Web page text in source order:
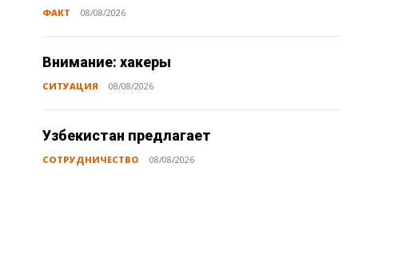
ФАКТ 08/08/2026
Внимание: хакеры
СИТУАЦИЯ 08/08/2026
Узбекистан предлагает
СОТРУДНИЧЕСТВО 08/08/2026